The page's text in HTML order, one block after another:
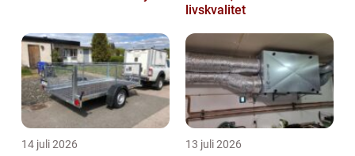
livskvalitet
14 juli 2026 13 juli 2026